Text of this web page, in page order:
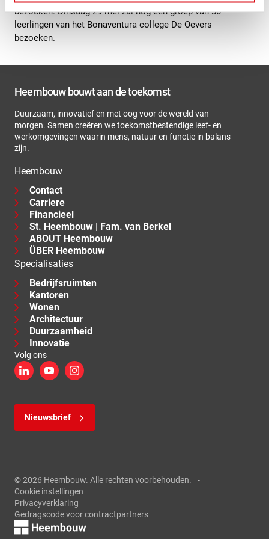
bezoeken. Dinsdag 29 mei zal nog een groep van 30
leerlingen van het Bonaventura college De Oevers
bezoeken.
Heembouw bouwt aan de toekomst
Duurzaam, innovatief en met oog voor de wereld van
morgen. Samen creëren we toekomstbestendige leef- en
werkomgevingen waarin mens, natuur en functie in balans
zijn.
Heembouw
Contact
Carriere
Financieel
St. Heembouw | Fam. van Berkel
ABOUT Heembouw
ÜBER Heembouw
Specialisaties
Bedrijfsruimten
Kantoren
Wonen
Architectuur
Duurzaamheid
Innovatie
Volg ons
LinkedInYouTubeInstagram
Nieuwsbrief
© 2026 Heembouw. Alle rechten voorbehouden.
Cookie instellingen
Privacyverklaring
Gedragscode voor contractpartners